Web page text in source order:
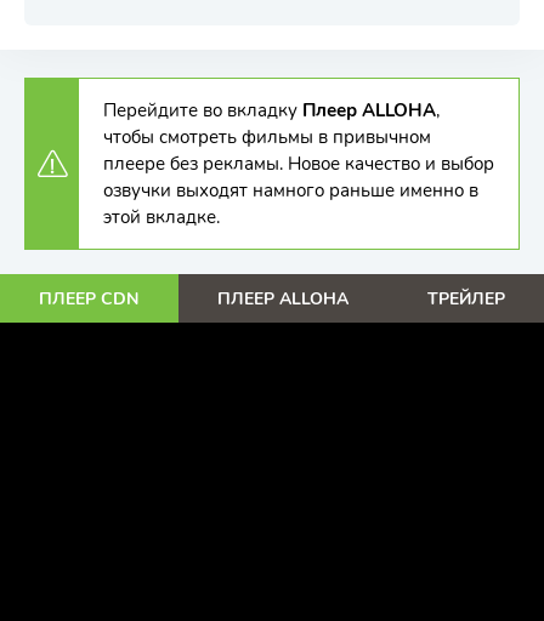
Перейдите во вкладку Плеер ALLOHA,
чтобы смотреть фильмы в привычном
плеере без рекламы. Новое качество и выбор
озвучки выходят намного раньше именно в
этой вкладке.
ПЛЕЕР CDN ПЛЕЕР ALLOHA ТРЕЙЛЕР